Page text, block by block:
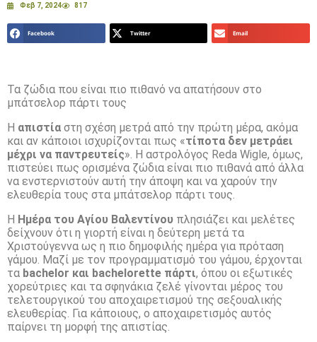
Φεβ 7, 2024 817
Facebook Twitter Email
Τα ζώδια που είναι πιο πιθανό να απατήσουν στο
μπάτσελορ πάρτι τους
Η απιστία στη σχέση μετρά από την πρώτη μέρα, ακόμα
και αν κάποιοι ισχυρίζονται πως «τίποτα δεν μετράει
μέχρι να παντρευτείς». Η αστρολόγος Reda Wigle, όμως,
πιστεύει πως ορισμένα ζώδια είναι πιο πιθανά από άλλα
να ενστερνιστούν αυτή την άποψη και να χαρούν την
ελευθερία τους στα μπάτσελορ πάρτι τους.
Η Ημέρα του Αγίου Βαλεντίνου πλησιάζει και μελέτες
δείχνουν ότι η γιορτή είναι η δεύτερη μετά τα
Χριστούγεννα ως η πιο δημοφιλής ημέρα για πρόταση
γάμου. Μαζί με τον προγραμματισμό του γάμου, έρχονται
τα bachelor και bachelorette πάρτι, όπου οι εξωτικές
χορεύτριες και τα σφηνάκια ζελέ γίνονται μέρος του
τελετουργικού του αποχαιρετισμού της σεξουαλικής
ελευθερίας. Για κάποιους, ο αποχαιρετισμός αυτός
παίρνει τη μορφή της απιστίας.